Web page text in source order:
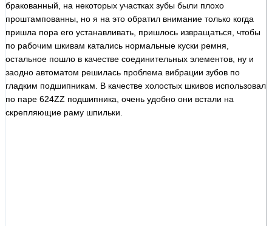
бракованный, на некоторых участках зубы были плохо
проштампованны, но я на это обратил внимание только когда
пришла пора его устанавливать, пришлось извращаться, чтобы
по рабочим шкивам катались нормальные куски ремня,
остальное пошло в качестве соединительных элементов, ну и
заодно автоматом решилась проблема вибрации зубов по
гладким подшипникам. В качестве холостых шкивов использовал
по паре 624ZZ подшипника, очень удобно они встали на
скрепляющие раму шпильки.